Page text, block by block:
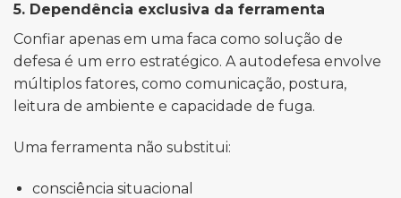
5. Dependência exclusiva da ferramenta
Confiar apenas em uma faca como solução de
defesa é um erro estratégico. A autodefesa envolve
múltiplos fatores, como comunicação, postura,
leitura de ambiente e capacidade de fuga.
Uma ferramenta não substitui:
consciência situacional